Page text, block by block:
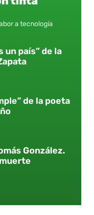
a tecnología
un país” de la
de la poeta
González.